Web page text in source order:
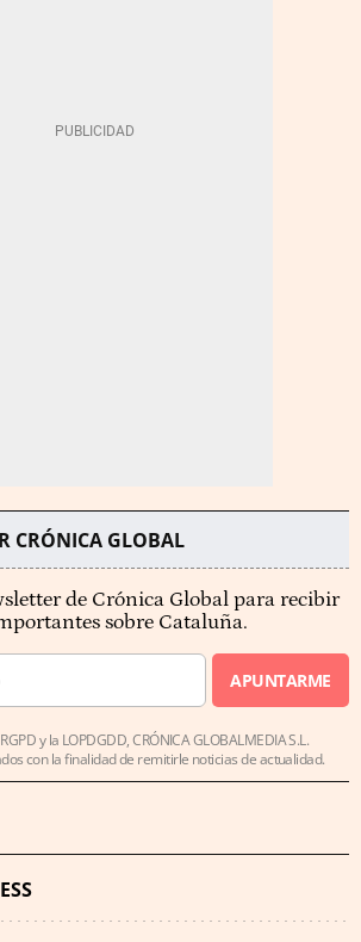
CRÓNICA GLOBAL
de Crónica Global para recibir
sobre Cataluña.
APUNTARME
y la LOPDGDD, CRÓNICA GLOBALMEDIA S.L.
con la finalidad de remitirle noticias de actualidad.